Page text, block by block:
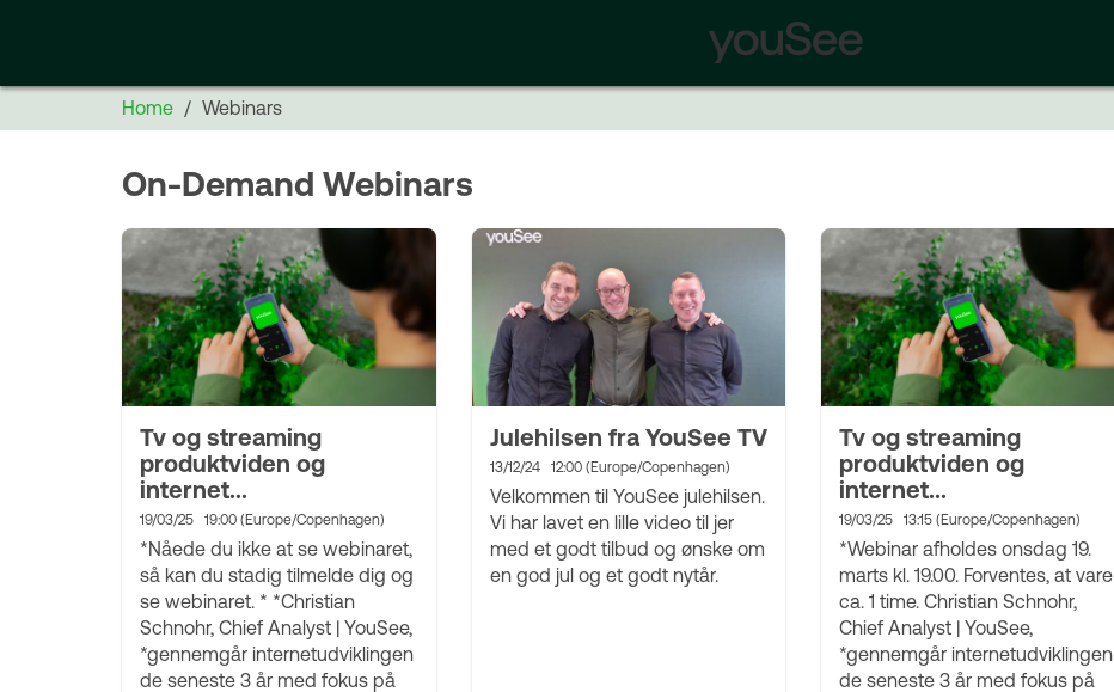
Home Webinars
On-Demand Webinars
Tv og streaming
produktviden og
internet...
19/03/25 19:00 (Europe/Copenhagen)
*Nåede du ikke at se webinaret,
så kan du stadig tilmelde dig og
se webinaret. * *Christian
Schnohr, Chief Analyst | YouSee,
*gennemgår internetudviklingen
de seneste 3 år med fokus på
Julehilsen fra YouSee TV
13/12/24 12:00 (Europe/Copenhagen)
Velkommen til YouSee julehilsen.
Vi har lavet en lille video til jer
med et godt tilbud og ønske om
en god jul og et godt nytår.
Tv og streaming
produktviden og
internet...
19/03/25 13:15 (Europe/Copenhagen)
*Webinar afholdes onsdag 19.
marts kl. 19.00. Forventes, at vare
ca. 1 time. Christian Schnohr,
Chief Analyst | YouSee,
*gennemgår internetudviklingen
de seneste 3 år med fokus på